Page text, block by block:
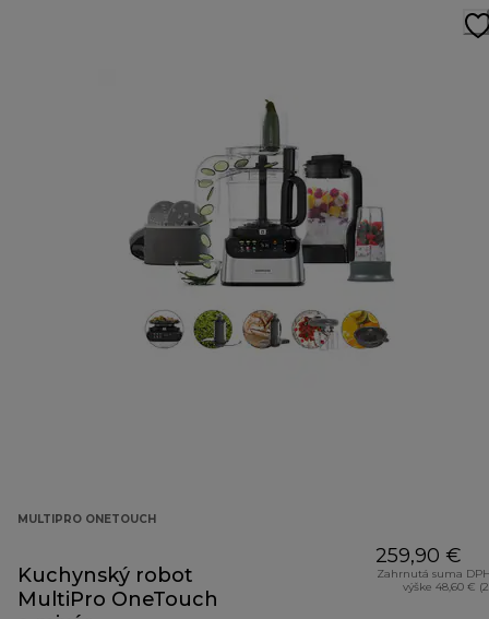
MULTIPRO ONETOUCH
Kuchynský robot
MultiPro OneTouch
259,90 €
Zahrnutá suma
výške 48,60 €